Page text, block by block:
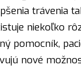
trávenia
niekoľko
pomocník,
nové